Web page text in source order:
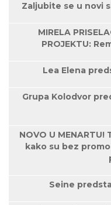
Zaljubite se u novi
MIRELA
PROJEKTU:
Lea Elena
Grupa Kolodvor
NOVO U
kako su bez
Seine